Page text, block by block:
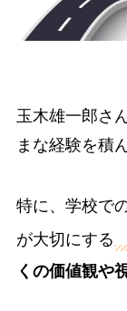
玉木雄一郎さ
まな経験を積
特に、学校で
が大切にする
くの価値観や